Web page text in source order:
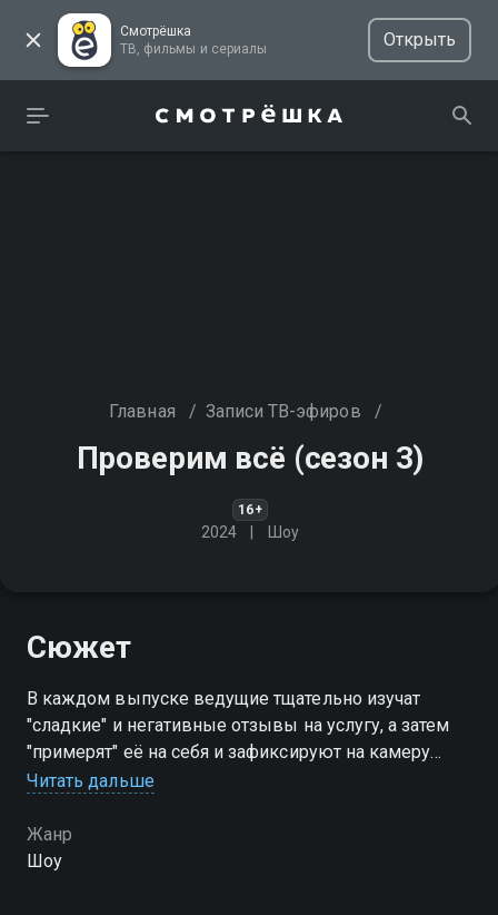
Смотрёшка
ТВ, фильмы и сериалы
Открыть
Главная / Записи ТВ-эфиров /
Проверим всё (сезон 3)
16+
2024 Шоу
Сюжет
В каждом выпуске ведущие тщательно изучат
"сладкие" и негативные отзывы на услугу, а затем
"примерят" её на себя и зафиксируют на камеру
абсолютно всё - от хамского общения сотрудников
невыполненную работу
Читать дальше
Жанр
Шоу